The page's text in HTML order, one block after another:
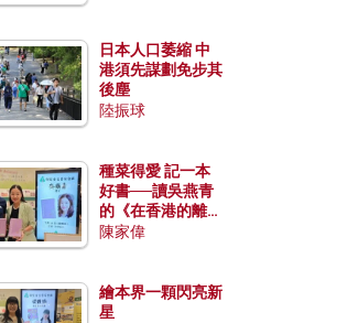
日本人口萎縮 中
港須先謀劃免步其
後塵
陸振球
種菜得愛 記一本
好書──讀吳燕青
的《在香港的離島
種菜》
陳家偉
繪本界一顆閃亮新
星